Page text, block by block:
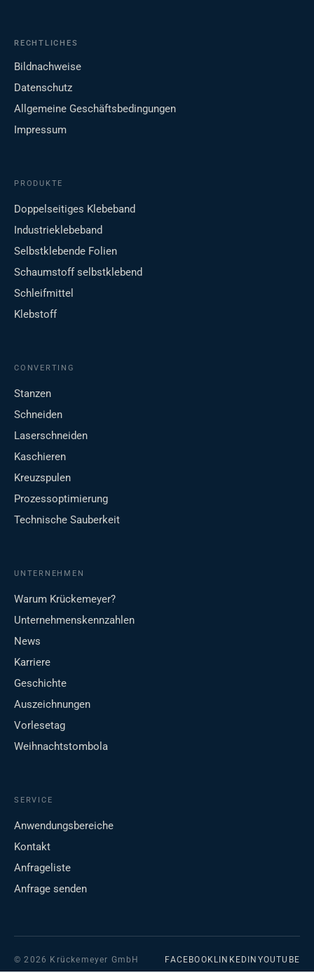
RECHTLICHES
Bildnachweise
Datenschutz
Allgemeine Geschäftsbedingungen
Impressum
PRODUKTE
Doppelseitiges Klebeband
Industrieklebeband
Selbstklebende Folien
Schaumstoff selbstklebend
Schleifmittel
Klebstoff
CONVERTING
Stanzen
Schneiden
Laserschneiden
Kaschieren
Kreuzspulen
Prozessoptimierung
Technische Sauberkeit
UNTERNEHMEN
Warum Krückemeyer?
Unternehmenskennzahlen
News
Karriere
Geschichte
Auszeichnungen
Vorlesetag
Weihnachtstombola
SERVICE
Anwendungsbereiche
Kontakt
Anfrageliste
Anfrage senden
© 2026 Krückemeyer GmbH FACEBOOK LINKEDIN YOUTUBE